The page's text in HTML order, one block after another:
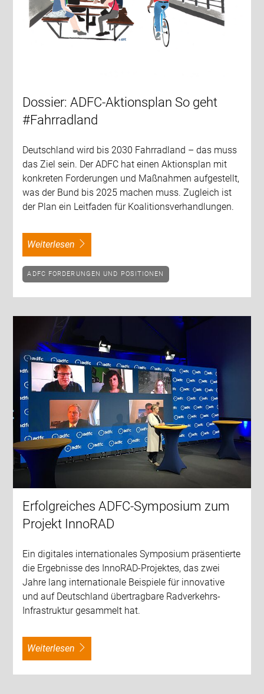
Dossier: ADFC-Aktionsplan So geht
#Fahrradland
Deutschland wird bis 2030 Fahrradland – das muss
das Ziel sein. Der ADFC hat einen Aktionsplan mit
konkreten Forderungen und Maßnahmen aufgestellt,
was der Bund bis 2025 machen muss. Zugleich ist
der Plan ein Leitfaden für Koalitionsverhandlungen.
weiterlesen
ADFC FORDERUNGEN UND POSITIONEN
Erfolgreiches ADFC-Symposium zum
Projekt InnoRAD
Ein digitales internationales Symposium präsentierte
die Ergebnisse des InnoRAD-Projektes, das zwei
Jahre lang internationale Beispiele für innovative
und auf Deutschland übertragbare Radverkehrs-
Infrastruktur gesammelt hat.
weiterlesen